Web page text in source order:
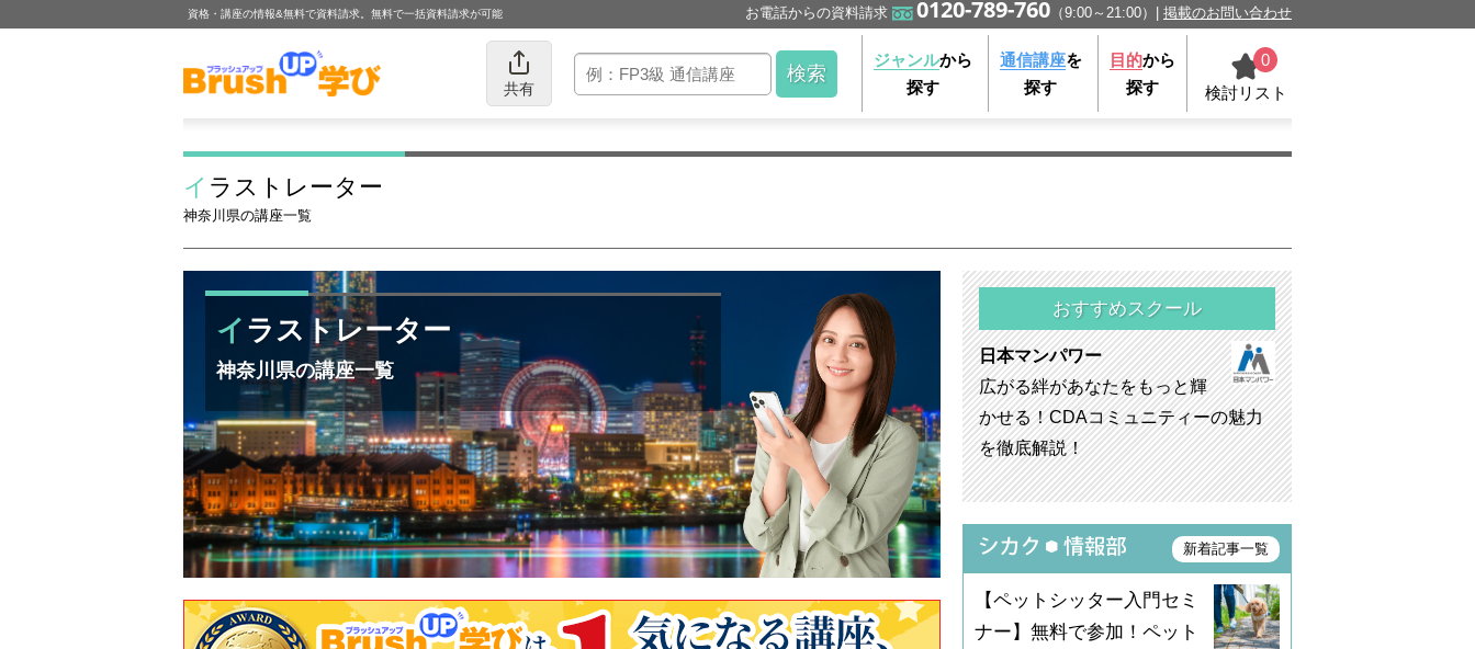
資格・講座の情報&無料で資料請求。無料で一括資料請求が可能 お電話からの資料請求 0120-789-760 （9:00～21:00） 掲載のお問い合わせ
共有
ジャンルから
探す
通信講座を
探す
目的から
探す
0
検討リスト
イラストレーター
神奈川県の講座一覧
イラストレーター
神奈川県の講座一覧
おすすめスクール
日本マンパワー
広がる絆があなたをもっと輝
かせる！CDAコミュニティーの魅力
を徹底解説！
新着記事一覧
【ペットシッター入門セミ
ナー】無料で参加！ペット